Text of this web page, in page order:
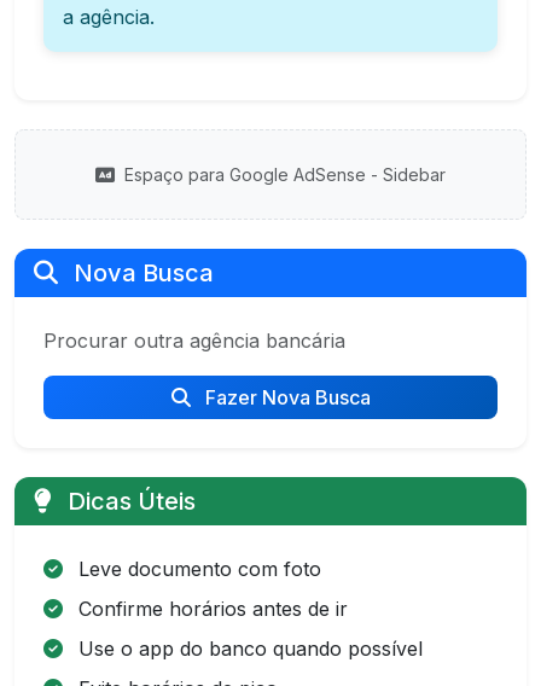
a agência.
Espaço para Google AdSense - Sidebar
Nova Busca
Procurar outra agência bancária
Fazer Nova Busca
Dicas Úteis
Leve documento com foto
Confirme horários antes de ir
Use o app do banco quando possível